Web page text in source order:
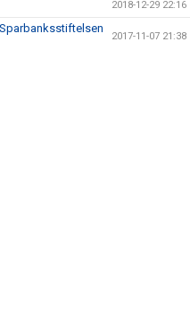
2018-12-29 22:16
2017-11-07 21:38